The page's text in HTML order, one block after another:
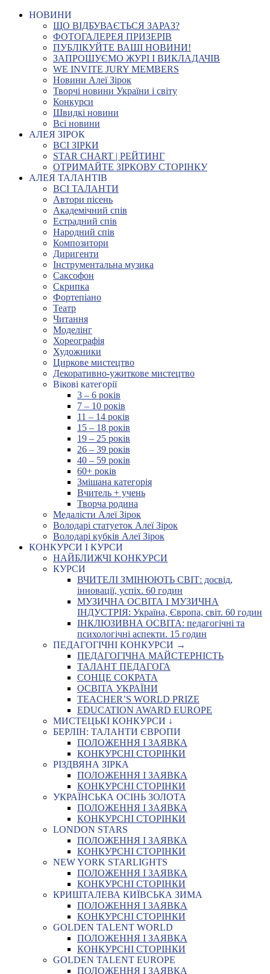
НОВИНИ
ЩО ВІДБУВАЄТЬСЯ ЗАРАЗ?
ФОТОГАЛЕРЕЯ ПРИЗЕРІВ
ПУБЛІКУЙТЕ ВАШІ НОВИНИ!
ЗАПРОШУЄМО ЖУРІ І ВИКЛАДАЧІВ
WE INVITE JURY MEMBERS
Новини Алеї Зірок
Творчі новини України і світу
Конкурси
Швидкі новини
Всі новини
АЛЕЯ ЗІРОК
ВСІ ЗІРКИ
STAR CHART | РЕЙТИНГ
ОТРИМАЙТЕ ЗІРКОВУ СТОРІНКУ
АЛЕЯ ТАЛАНТІВ
ВСІ ТАЛАНТИ
Автори пісень
Академічний спів
Естрадний спів
Народний спів
Композитори
Диригенти
Інструментальна музика
Саксофон
Скрипка
Фортепіано
Театр
Читання
Моделінг
Хореографія
Художники
Циркове мистецтво
Декоративно-ужиткове мистецтво
Вікові категорії
3 – 6 років
7 – 10 років
11 – 14 років
15 – 18 років
19 – 25 років
26 – 39 років
40 – 59 років
60+ років
Змішана категорія
Вчитель + учень
Творча родина
Медалісти Алеї Зірок
Володарі статуеток Алеї Зірок
Володарі кубків Алеї Зірок
КОНКУРСИ І КУРСИ
НАЙБЛИЖЧІ КОНКУРСИ
КУРСИ
ВЧИТЕЛІ ЗМІНЮЮТЬ СВІТ: досвід,
інновації, успіх. 60 годин
МУЗИЧНА ОСВІТА І МУЗИЧНА
ІНДУСТРІЯ: Україна, Європа, світ. 60 годин
ІНКЛЮЗИВНА ОСВІТА: педагогічні та
психологічні аспекти. 15 годин
ПЕДАГОГІЧНІ КОНКУРСИ →
ПЕДАГОГІЧНА МАЙСТЕРНІСТЬ
ТАЛАНТ ПЕДАГОГА
СОНЦЕ СОКРАТА
ОСВІТА УКРАЇНИ
TEACHER’S WORLD PRIZE
EDUCATION AWARD EUROPE
МИСТЕЦЬКІ КОНКУРСИ ↓
БЕРЛІН: ТАЛАНТИ ЄВРОПИ
ПОЛОЖЕННЯ І ЗАЯВКА
КОНКУРСНІ СТОРІНКИ
РІЗДВЯНА ЗІРКА
ПОЛОЖЕННЯ І ЗАЯВКА
КОНКУРСНІ СТОРІНКИ
УКРАЇНСЬКА ОСІНЬ ЗОЛОТА
ПОЛОЖЕННЯ І ЗАЯВКА
КОНКУРСНІ СТОРІНКИ
LONDON STARS
ПОЛОЖЕННЯ І ЗАЯВКА
КОНКУРСНІ СТОРІНКИ
NEW YORK STARLIGHTS
ПОЛОЖЕННЯ І ЗАЯВКА
КОНКУРСНІ СТОРІНКИ
КРИШТАЛЕВА КИЇВСЬКА ЗИМА
ПОЛОЖЕННЯ І ЗАЯВКА
КОНКУРСНІ СТОРІНКИ
GOLDEN TALENT WORLD
ПОЛОЖЕННЯ І ЗАЯВКА
КОНКУРСНІ СТОРІНКИ
GOLDEN TALENT EUROPE
ПОЛОЖЕННЯ І ЗАЯВКА